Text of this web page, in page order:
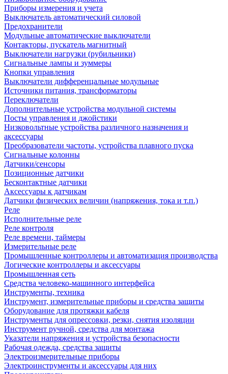
Приборы измерения и учета
Выключатель автоматический силовой
Предохранители
Модульные автоматические выключатели
Контакторы, пускатель магнитный
Выключатели нагрузки (рубильники)
Сигнальные лампы и зуммеры
Кнопки управления
Выключатели дифференцальные модульные
Источники питания, трансформаторы
Переключатели
Дополнительные устройства модульной системы
Посты управления и джойстики
Низковольтные устройства различного назначения и
аксессуары
Преобразователи частоты, устройства плавного пуска
Сигнальные колонны
Датчики/сенсоры
Позиционные датчики
Бесконтактные датчики
Аксессуары к датчикам
Датчики физических величин (напряжения, тока и т.п.)
Реле
Исполнительные реле
Реле контроля
Реле времени, таймеры
Измерительные реле
Промышленные контроллеры и автоматизация производства
Логические контроллеры и аксессуары
Промышленная сеть
Средства человеко-машинного интерфейса
Инструменты, техника
Инструмент, измерительные приборы и средства защиты
Оборудование для протяжки кабеля
Инструменты для опрессовки, резки, снятия изоляции
Инструмент ручной, средства для монтажа
Указатели напряжения и устройства безопасности
Рабочая одежда, средства защиты
Электроизмерительные приборы
Электроинструменты и аксессуары для них